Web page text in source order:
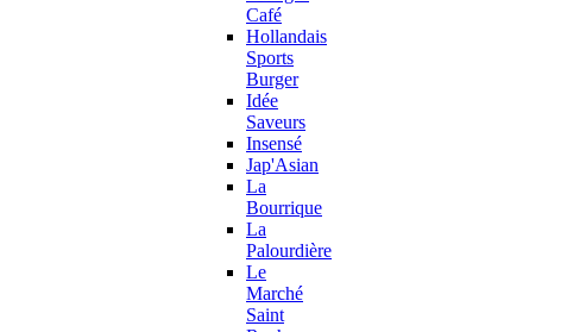
Café
Hollandais
Sports
Burger
Idée
Saveurs
Insensé
Jap'Asian
La
Bourrique
La
Palourdière
Le
Marché
Saint